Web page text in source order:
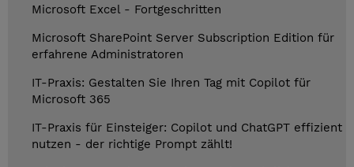
Microsoft Excel - Fortgeschritten
Microsoft SharePoint Server Subscription Edition für
erfahrene Administratoren
IT-Praxis: Gestalten Sie Ihren Tag mit Copilot für
Microsoft 365
IT-Praxis für Einsteiger: Copilot und ChatGPT effizient
nutzen - der richtige Prompt zählt!